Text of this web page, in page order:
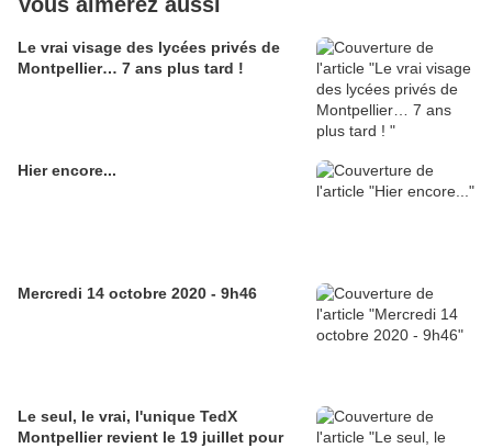
Le vrai visage des lycées privés de
Montpellier… 7 ans plus tard !
Hier encore...
Mercredi 14 octobre 2020 - 9h46
Le seul, le vrai, l'unique TedX
Montpellier revient le 19 juillet pour